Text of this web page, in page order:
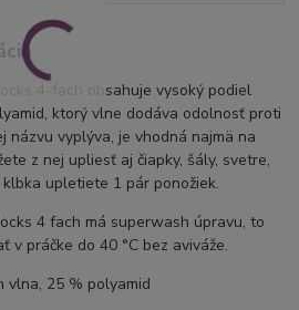
4-fach obsahuje vysoký podiel
ktorý vlne dodáva odolnosť proti
názvu vyplýva, je vhodná najmä na
z nej upliesť aj čiapky, šály, svetre,
upletiete 1 pár ponožiek.
4 fach má superwash úpravu, to
v práčke do 40 °C bez aviváže.
vlna, 25 % polyamid